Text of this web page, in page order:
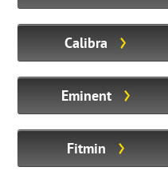
Calibra
Eminent
Fitmin